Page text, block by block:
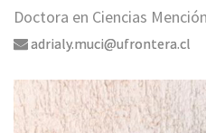
Doctora en Ciencias
adrialy.muci@ufrontera.cl